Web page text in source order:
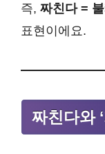
즉, 짜친다 =
표현이에요.
짜친다와